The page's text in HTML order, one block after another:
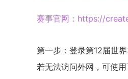
赛事官网：https://
第一步：登录第12届世
若无法访问外网，可使